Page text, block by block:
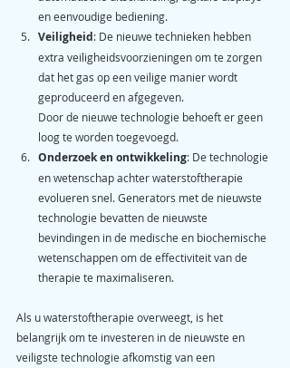
en eenvoudige bediening.
Veiligheid: De nieuwe technieken hebben
extra veiligheidsvoorzieningen om te zorgen
dat het gas op een veilige manier wordt
geproduceerd en afgegeven.
Door de nieuwe technologie behoeft er geen
loog te worden toegevoegd.
Onderzoek en ontwikkeling: De technologie
en wetenschap achter waterstoftherapie
evolueren snel. Generators met de nieuwste
technologie bevatten de nieuwste
bevindingen in de medische en biochemische
wetenschappen om de effectiviteit van de
therapie te maximaliseren.
Als u waterstoftherapie overweegt, is het
belangrijk om te investeren in de nieuwste en
veiligste technologie afkomstig van een